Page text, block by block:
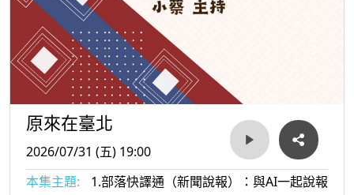
原來在臺北
2026/07/31 (五) 19:00
本集主題:
1.部落快譯通（新聞說報）：與AI一起說報